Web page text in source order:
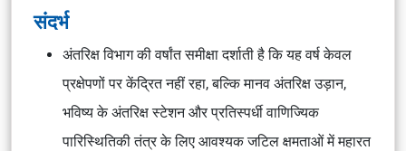
संदर्भ
अंतरिक्ष विभाग की वर्षांत समीक्षा दर्शाती है कि यह वर्ष केवल
प्रक्षेपणों पर केंद्रित नहीं रहा, बल्कि मानव अंतरिक्ष उड़ान,
भविष्य के अंतरिक्ष स्टेशन और प्रतिस्पर्धी वाणिज्यिक
पारिस्थितिकी तंत्र के लिए आवश्यक जटिल क्षमताओं में महारत